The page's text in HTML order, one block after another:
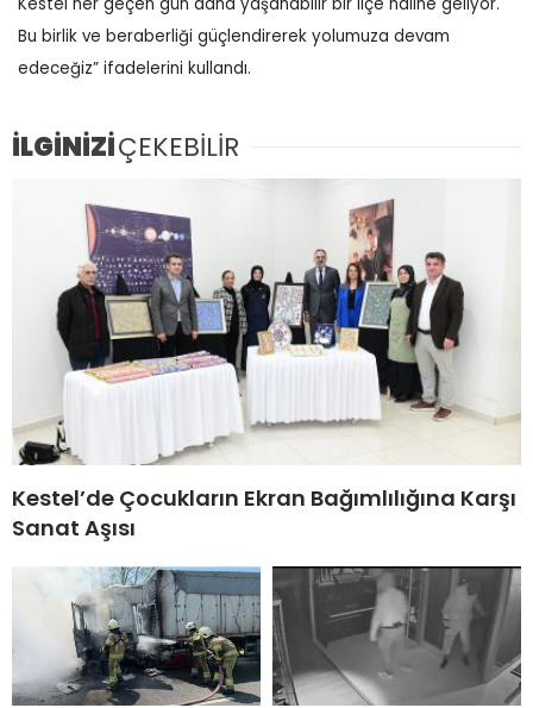
Bu birlik ve beraberliği güçlendirerek yolumuza devam
edeceğiz” ifadelerini kullandı.
İLGİNİZİÇEKEBİLİR
Kestel’de Çocukların Ekran Bağımlılığına Karşı
Sanat Aşısı